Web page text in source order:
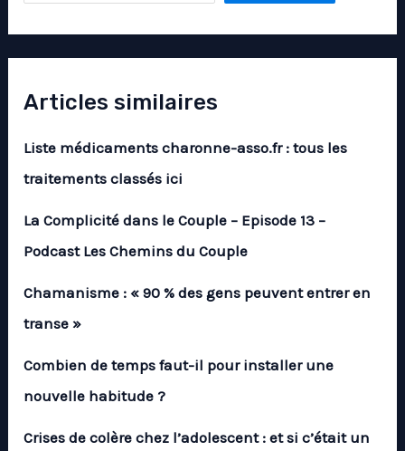
Articles similaires
Liste médicaments charonne-asso.fr : tous les
traitements classés ici
La Complicité dans le Couple – Episode 13 –
Podcast Les Chemins du Couple
Chamanisme : « 90 % des gens peuvent entrer en
transe »
Combien de temps faut-il pour installer une
nouvelle habitude ?
Crises de colère chez l’adolescent : et si c’était un